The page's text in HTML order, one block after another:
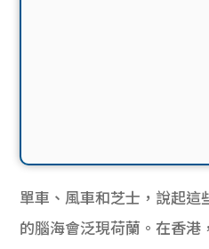
單車、風車和芝士，說起這
的腦海會泛現荷蘭。在香港